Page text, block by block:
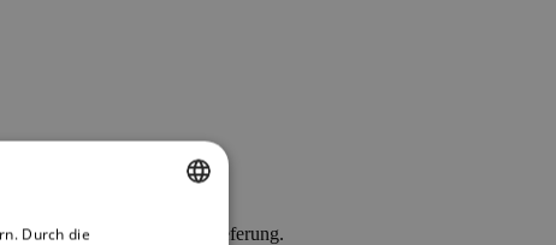
eine bequeme Lieferung.
Durch die